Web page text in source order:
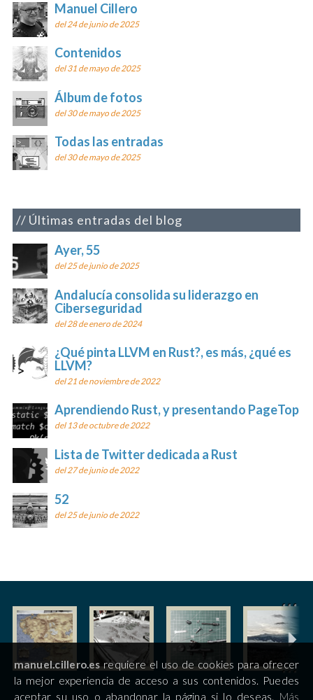
Manuel Cillero
del 24 de junio de 2025
Contenidos
del 31 de mayo de 2025
Álbum de fotos
del 30 de mayo de 2025
Todas las entradas
del 30 de mayo de 2025
Últimas entradas del blog
Ayer, 55
del 25 de junio de 2025
Andalucía consolida su liderazgo en
Ciberseguridad
del 28 de enero de 2024
¿Qué pinta LLVM en Rust?, es más, ¿qué es
LLVM?
del 21 de noviembre de 2022
Aprendiendo Rust, y presentando PageTop
del 13 de octubre de 2022
Lista de Twitter dedicada a Rust
del 27 de junio de 2022
52
del 25 de junio de 2022
manuel.cillero.esrequiere el uso de cookies para ofrecer
la mejor experiencia de acceso a sus contenidos. Puedes
aceptar su uso o abandonar la página si lo deseas. Más